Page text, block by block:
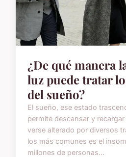
¿De qué manera
luz puede tratar
del sueño?
El sueño, ese estado
permite descansar y
verse alterado por diversos
los más comunes es el
millones de personas...